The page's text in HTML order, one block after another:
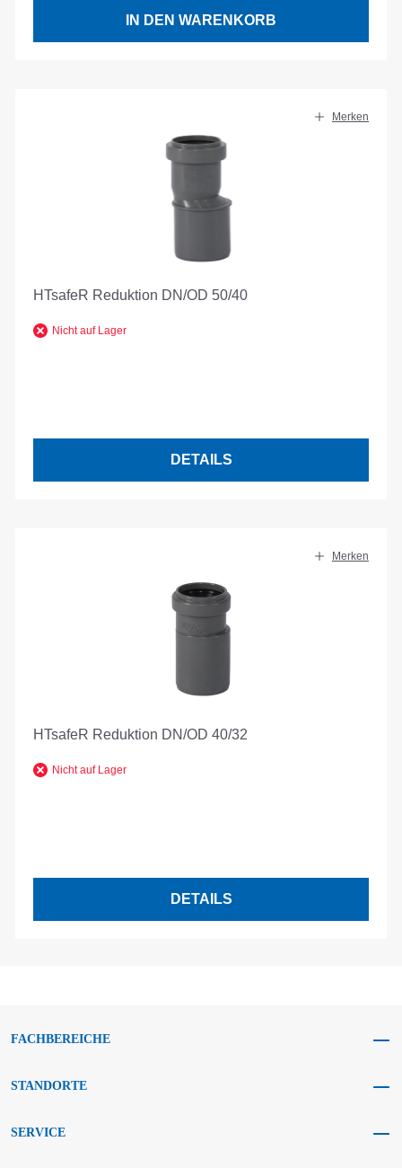
IN DEN WARENKORB
Merken
HTsafeR Reduktion DN/OD 50/40
Nicht auf Lager
DETAILS
Merken
HTsafeR Reduktion DN/OD 40/32
Nicht auf Lager
DETAILS
FACHBEREICHE
STANDORTE
SERVICE